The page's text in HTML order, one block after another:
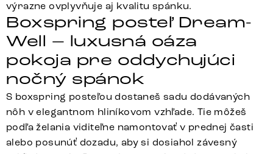
výrazne ovplyvňuje aj kvalitu spánku.
Boxspring posteľ Dream-
Well – luxusná oáza
pokoja pre oddychujúci
nočný spánok
S boxspring posteľou dostaneš sadu dodávaných
nôh v elegantnom hliníkovom vzhľade. Tie môžeš
podľa želania viditeľne namontovať v prednej časti
alebo posunúť dozadu, aby si dosiahol závesný